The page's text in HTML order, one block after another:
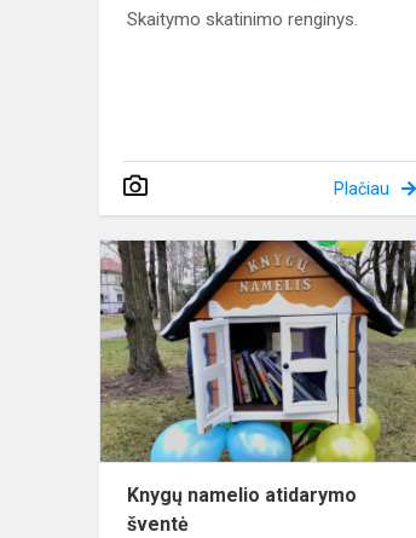
Skaitymo skatinimo renginys.
Plačiau
Knygų namelio atidarymo
šventė